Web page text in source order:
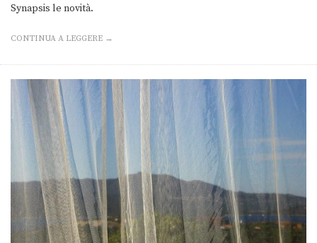
Synapsis le novità.
CONTINUA A LEGGERE →